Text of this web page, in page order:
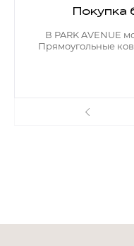
Покупка
В PARK AVENUE
Прямоугольные